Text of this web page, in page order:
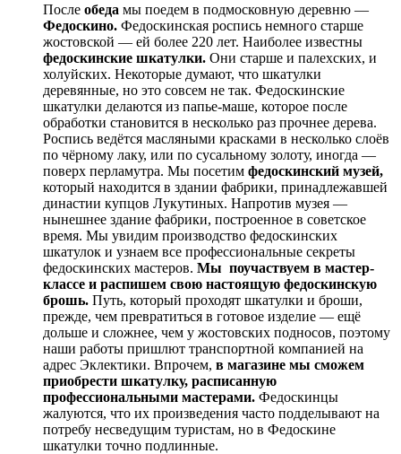
После обеда мы поедем в подмосковную деревню —
Федоскино. Федоскинская роспись немного старше
жостовской — ей более 220 лет. Наиболее известны
федоскинские шкатулки. Они старше и палехских, и
холуйских. Некоторые думают, что шкатулки
деревянные, но это совсем не так. Федоскинские
шкатулки делаются из папье-маше, которое после
обработки становится в несколько раз прочнее дерева.
Роспись ведётся масляными красками в несколько слоёв
по чёрному лаку, или по сусальному золоту, иногда —
поверх перламутра. Мы посетим федоскинский музей,
который находится в здании фабрики, принадлежавшей
династии купцов Лукутиных. Напротив музея —
нынешнее здание фабрики, построенное в советское
время. Мы увидим производство федоскинских
шкатулок и узнаем все профессиональные секреты
федоскинских мастеров. Мы поучаствуем в мастер-
классе и распишем свою настоящую федоскинскую
брошь. Путь, который проходят шкатулки и броши,
прежде, чем превратиться в готовое изделие — ещё
дольше и сложнее, чем у жостовских подносов, поэтому
наши работы пришлют транспортной компанией на
адрес Эклектики. Впрочем, в магазине мы сможем
приобрести шкатулку, расписанную
профессиональными мастерами. Федоскинцы
жалуются, что их произведения часто подделывают на
потребу несведущим туристам, но в Федоскине
шкатулки точно подлинные.